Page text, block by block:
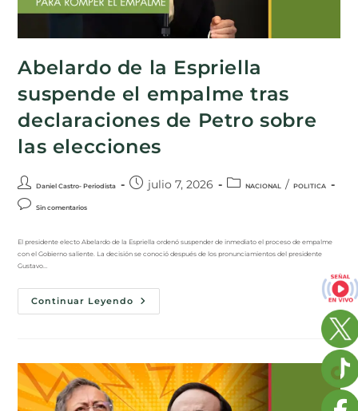
Abelardo de la Espriella
suspende el empalme tras
declaraciones de Petro sobre
las elecciones
Daniel Castro- Periodista julio 7, 2026 NACIONAL / POLITICA
Sin comentarios
El presidente electo Abelardo de la Espriella ordenó suspender de inmediato el proceso de empalme
con el Gobierno saliente. La decisión se conoció después de los pronunciamientos del presidente
Gustavo…
Continuar Leyendo